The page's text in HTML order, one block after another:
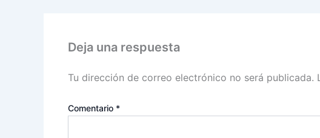
Deja una respuesta
Tu dirección de correo electrónico no será publicada.
Comentario *